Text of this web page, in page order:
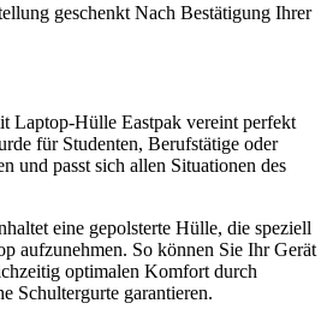
geschenkt Nach Bestätigung Ihrer
Laptop-Hülle Eastpak vereint perfekt
für Studenten, Berufstätige oder
und passt sich allen Situationen des
eine gepolsterte Hülle, die speziell
aufzunehmen. So können Sie Ihr Gerät
optimalen Komfort durch
Schultergurte garantieren.